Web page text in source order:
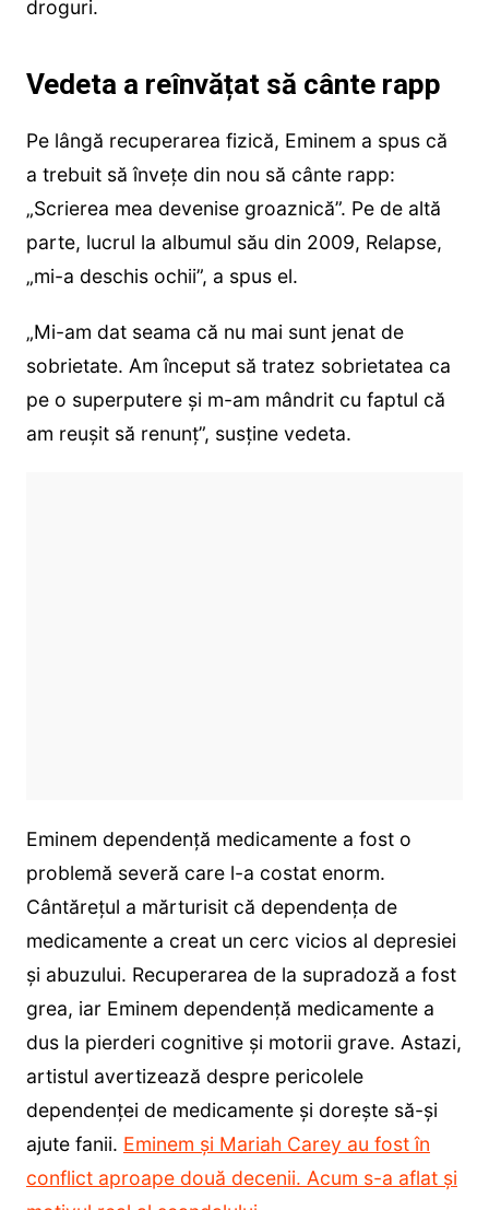
droguri.
Vedeta a reînvățat să cânte rapp
Pe lângă recuperarea fizică, Eminem a spus că
a trebuit să învețe din nou să cânte rapp:
„Scrierea mea devenise groaznică”. Pe de altă
parte, lucrul la albumul său din 2009, Relapse,
„mi-a deschis ochii”, a spus el.
„Mi-am dat seama că nu mai sunt jenat de
sobrietate. Am început să tratez sobrietatea ca
pe o superputere și m-am mândrit cu faptul că
am reușit să renunț”, susține vedeta.
Eminem dependență medicamente a fost o
problemă severă care l-a costat enorm.
Cântărețul a mărturisit că dependența de
medicamente a creat un cerc vicios al depresiei
și abuzului. Recuperarea de la supradoză a fost
grea, iar Eminem dependență medicamente a
dus la pierderi cognitive și motorii grave. Astazi,
artistul avertizează despre pericolele
dependenței de medicamente și dorește să-și
ajute fanii. Eminem și Mariah Carey au fost în
conflict aproape două decenii. Acum s-a aflat și